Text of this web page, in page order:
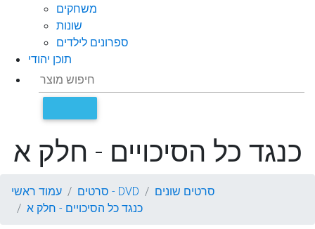
משחקים
שונות
ספרונים לילדים
תוכן יהודי
כנגד כל הסיכויים - חלק א
עמוד ראשי סרטים - DVD
סרטים שונים
כנגד כל הסיכויים - חלק א